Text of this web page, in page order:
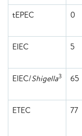
tEPEC 0
EIEC 5
EIEC/Shigella3 65
ETEC 77